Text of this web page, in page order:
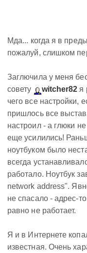
Мда... когда я в
пожалуй, слишком
Заглючила у меня
совету
witcher82 я
чего все настройки,
пришлось все
настроил - а глюки
еще усилились!
ноутбуком было
всегда
работало. Ноутбук
network address".
не спасало - адрес-
равно не работает.
Я и в Интернете
известная. Очень